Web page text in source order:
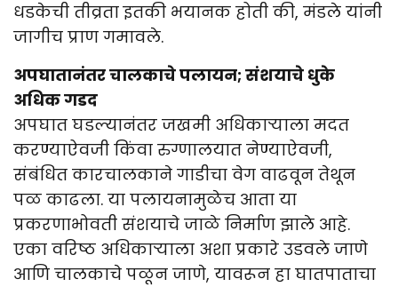
धडकेची तीव्रता इतकी भयानक होती की, मंडले यांनी
जागीच प्राण गमावले.
अपघातानंतर चालकाचे पलायन; संशयाचे धुके
अधिक गडद
अपघात घडल्यानंतर जखमी अधिकाऱ्याला मदत
करण्याऐवजी किंवा रुग्णालयात नेण्याऐवजी,
संबंधित कारचालकाने गाडीचा वेग वाढवून तेथून
पळ काढला. या पलायनामुळेच आता या
प्रकरणाभोवती संशयाचे जाळे निर्माण झाले आहे.
एका वरिष्ठ अधिकाऱ्याला अशा प्रकारे उडवले जाणे
आणि चालकाचे पळून जाणे, यावरून हा घातपाताचा